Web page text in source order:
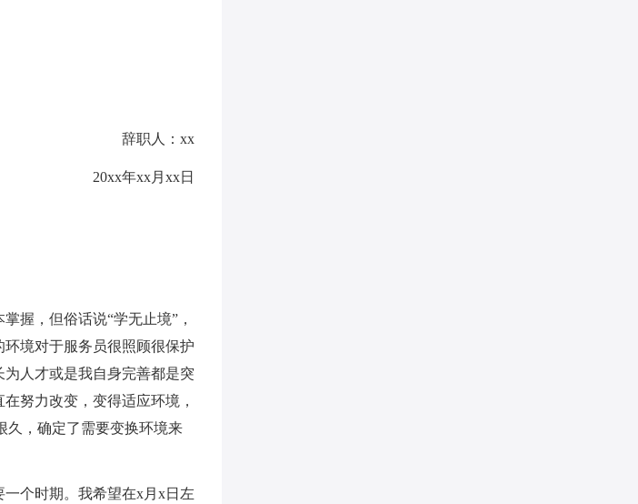
辞职人：xx
20xx年xx月xx日
握，但俗话说“学无止境”，
境对于服务员很照顾很保护
为人才或是我自身完善都是突
努力改变，变得适应环境，
久，确定了需要变换环境来
个时期。我希望在x月x日左